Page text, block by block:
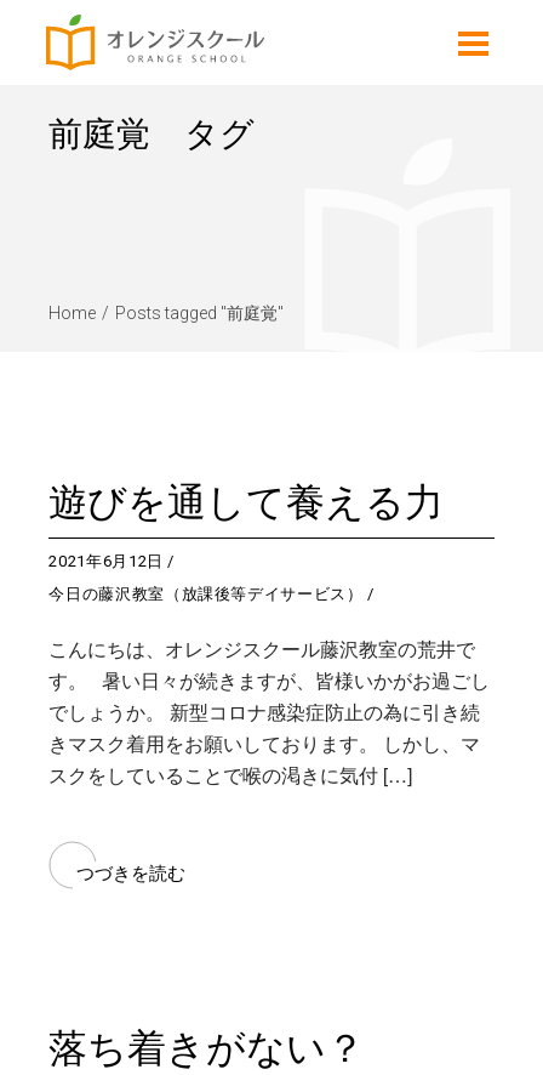
前庭覚 タグ
Home Posts tagged "前庭覚"
遊びを通して養える力
2021年6月12日
今日の藤沢教室（放課後等デイサービス）
こんにちは、オレンジスクール藤沢教室の荒井で
す。 暑い日々が続きますが、皆様いかがお過ごし
でしょうか。 新型コロナ感染症防止の為に引き続
きマスク着用をお願いしております。 しかし、マ
スクをしていることで喉の渇きに気付 […]
つづきを読む
落ち着きがない？